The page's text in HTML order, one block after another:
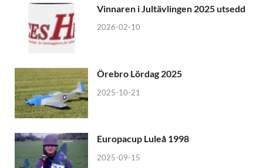
Vinnaren i Jultävlingen 2025 utsedd
2026-02-10
Örebro Lördag 2025
2025-10-21
Europacup Luleå 1998
2025-09-15